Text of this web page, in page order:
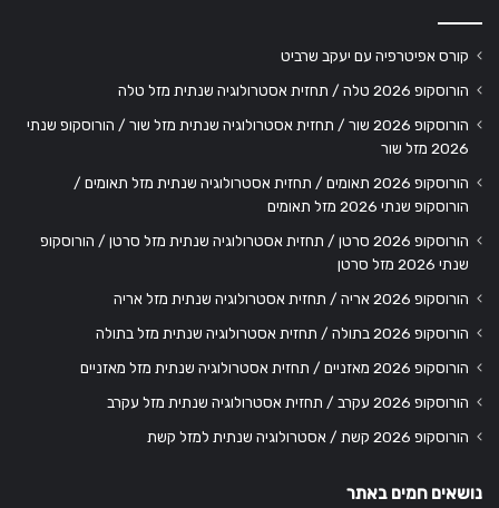
קורס אפיטרפיה עם יעקב שרביט
הורוסקופ 2026 טלה / תחזית אסטרולוגיה שנתית מזל טלה
הורוסקופ 2026 שור / תחזית אסטרולוגיה שנתית מזל שור / הורוסקופ שנתי
2026 מזל שור
הורוסקופ 2026 תאומים / תחזית אסטרולוגיה שנתית מזל תאומים /
הורוסקופ שנתי 2026 מזל תאומים
הורוסקופ 2026 סרטן / תחזית אסטרולוגיה שנתית מזל סרטן / הורוסקופ
שנתי 2026 מזל סרטן
הורוסקופ 2026 אריה / תחזית אסטרולוגיה שנתית מזל אריה
הורוסקופ 2026 בתולה / תחזית אסטרולוגיה שנתית מזל בתולה
הורוסקופ 2026 מאזניים / תחזית אסטרולוגיה שנתית מזל מאזניים
הורוסקופ 2026 עקרב / תחזית אסטרולוגיה שנתית מזל עקרב
הורוסקופ 2026 קשת / אסטרולוגיה שנתית למזל קשת
נושאים חמים באתר